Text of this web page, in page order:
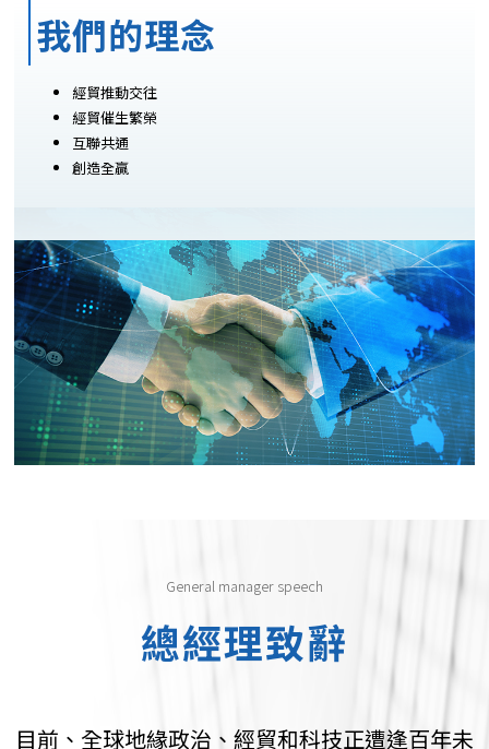
我們的理念
經貿推動交往
經貿催生繁榮
互聯共通
創造全贏
General manager speech
總經理致辭
目前、全球地緣政治、經貿和科技正遭逢百年未